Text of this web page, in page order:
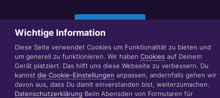
Datenschutzerklärung Impressum
© 1999 - 2022 RÄBIGER IT|WEB|VIDEO|CONSULTING
www.raebiger.pro
Powered by Invision Community
Wichtige Information
Diese Seite verwendet Cookies um Funktionalität zu bieten und
um generell zu funktionieren. Wir haben Cookies auf Deinem
Gerät platziert. Das hilft uns diese Webseite zu verbessern. Du
kannst die Cookie-Einstellungen anpassen, andernfalls gehen wir
davon aus, dass Du damit einverstanden bist, weiterzumachen.
Datenschutzerklärung Beim Abensden von Formularen für